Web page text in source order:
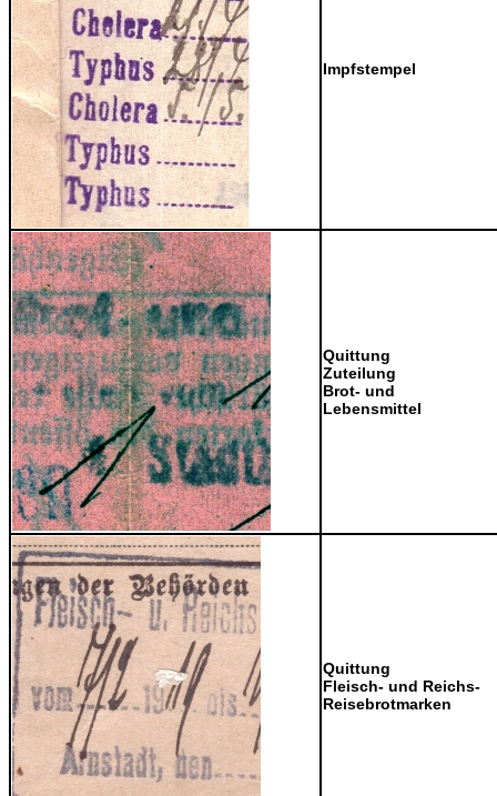
Impfstempel
Quittung
Zuteilung
Brot- und
Lebensmittel
Quittung
Fleisch- und Reichs-
Reisebrotmarken